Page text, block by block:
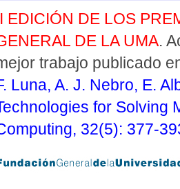
EDICIÓN DE LOS
DE LA UMA.
trabajo publicado
Luna, A. J. Nebro, E.
for Solving
32(5): 377-